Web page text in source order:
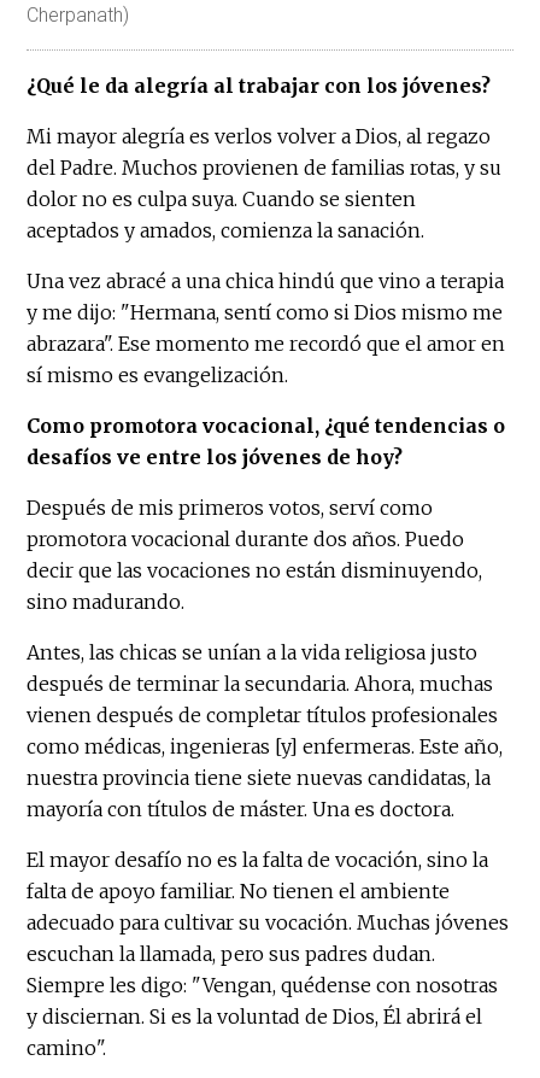
Cherpanath)
¿Qué le da alegría al trabajar con los jóvenes?
Mi mayor alegría es verlos volver a Dios, al regazo
del Padre. Muchos provienen de familias rotas, y su
dolor no es culpa suya. Cuando se sienten
aceptados y amados, comienza la sanación.
Una vez abracé a una chica hindú que vino a terapia
y me dijo: "Hermana, sentí como si Dios mismo me
abrazara". Ese momento me recordó que el amor en
sí mismo es evangelización.
Como promotora vocacional, ¿qué tendencias o
desafíos ve entre los jóvenes de hoy?
Después de mis primeros votos, serví como
promotora vocacional durante dos años. Puedo
decir que las vocaciones no están disminuyendo,
sino madurando.
Antes, las chicas se unían a la vida religiosa justo
después de terminar la secundaria. Ahora, muchas
vienen después de completar títulos profesionales
como médicas, ingenieras [y] enfermeras. Este año,
nuestra provincia tiene siete nuevas candidatas, la
mayoría con títulos de máster. Una es doctora.
El mayor desafío no es la falta de vocación, sino la
falta de apoyo familiar. No tienen el ambiente
adecuado para cultivar su vocación. Muchas jóvenes
escuchan la llamada, pero sus padres dudan.
Siempre les digo: "Vengan, quédense con nosotras
y disciernan. Si es la voluntad de Dios, Él abrirá el
camino".